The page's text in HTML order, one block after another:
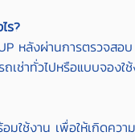
ร?
หลังผ่านการตรวจสอ
ช่าทั่วไปหรือแบบจองใ
ใช้งาน เพื่อให้เกิดคว